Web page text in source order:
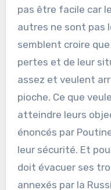
pas être facile car
autres ne sont pas
semblent croire
pertes et de leur
assez et veulent
pioche. Ce que
atteindre leurs
énoncés par
leur sécurité. Et
doit évacuer ses
annexés par la